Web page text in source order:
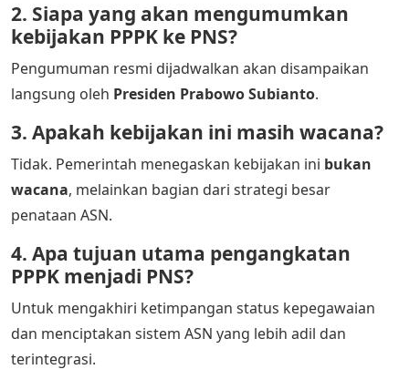
2. Siapa yang akan mengumumkan
kebijakan PPPK ke PNS?
Pengumuman resmi dijadwalkan akan disampaikan
langsung oleh Presiden Prabowo Subianto.
3. Apakah kebijakan ini masih wacana?
Tidak. Pemerintah menegaskan kebijakan ini bukan
wacana, melainkan bagian dari strategi besar
penataan ASN.
4. Apa tujuan utama pengangkatan
PPPK menjadi PNS?
Untuk mengakhiri ketimpangan status kepegawaian
dan menciptakan sistem ASN yang lebih adil dan
terintegrasi.